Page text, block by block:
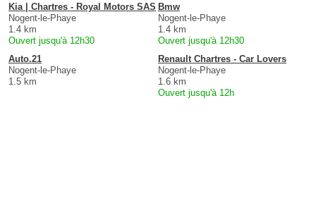
Kia | Chartres - Royal Motors SAS
Nogent-le-Phaye
1.4 km
Ouvert jusqu'à 12h30
Bmw
Nogent-le-Phaye
1.4 km
Ouvert jusqu'à 12h30
Auto.21
Nogent-le-Phaye
1.5 km
Renault Chartres - Car Lovers
Nogent-le-Phaye
1.6 km
Ouvert jusqu'à 12h